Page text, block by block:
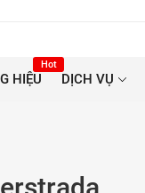
HIỆU
Hot
DỊCH VỤ